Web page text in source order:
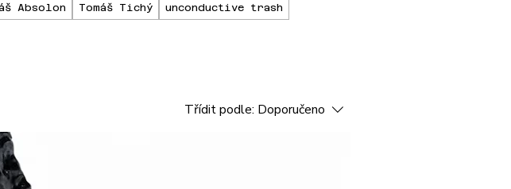
Absolon Tomáš Tichý
unconductive trash
Třídit podle: Doporučeno